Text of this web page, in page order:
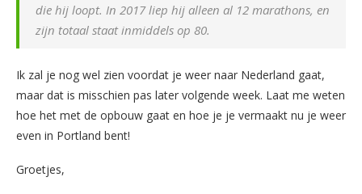
die hij loopt. In 2017 liep hij alleen al 12 marathons, en
zijn totaal staat inmiddels op 80.
Ik zal je nog wel zien voordat je weer naar Nederland gaat,
maar dat is misschien pas later volgende week. Laat me weten
hoe het met de opbouw gaat en hoe je je vermaakt nu je weer
even in Portland bent!
Groetjes,